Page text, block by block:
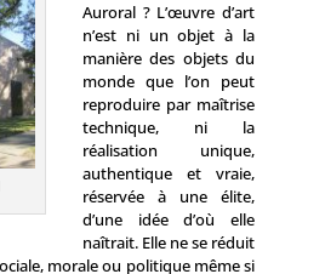
Auroral ? L’œuvre d’art
n’est ni un objet à la
manière des objets du
monde que l’on peut
reproduire par maîtrise
technique, ni la
réalisation unique,
authentique et vraie,
réservée à une élite,
d’une idée d’où elle
naîtrait. Elle ne se réduit
morale ou politique même si